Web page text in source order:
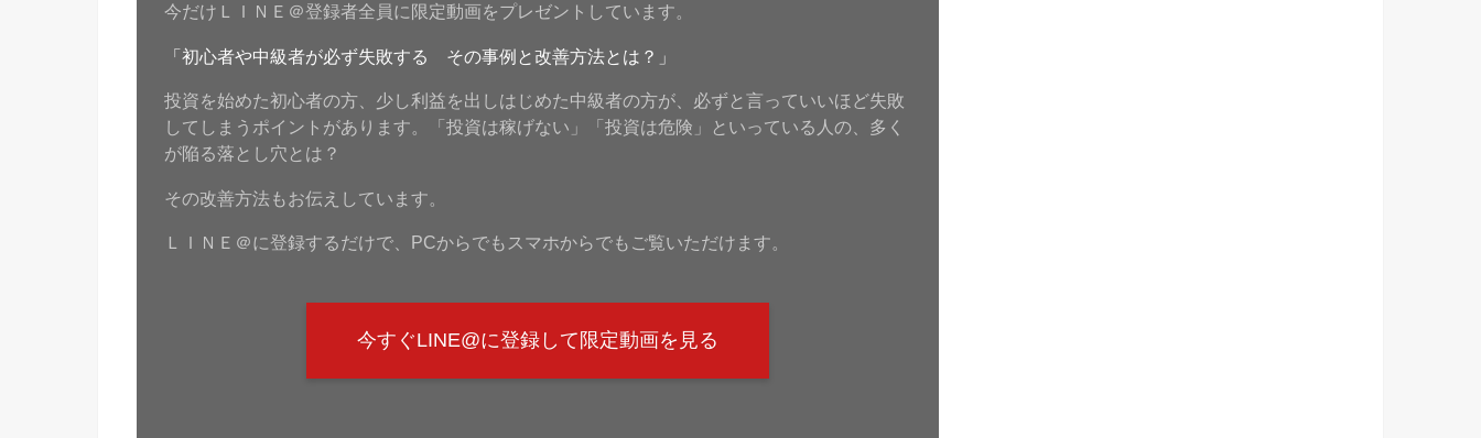
今だけＬＩＮＥ＠登録者全員に限定動画をプレゼントしています。
「初心者や中級者が必ず失敗する その事例と改善方法とは？」
投資を始めた初心者の方、少し利益を出しはじめた中級者の方が、必ずと言っていいほど失敗
してしまうポイントがあります。「投資は稼げない」「投資は危険」といっている人の、多く
が陥る落とし穴とは？
その改善方法もお伝えしています。
ＬＩＮＥ＠に登録するだけで、PCからでもスマホからでもご覧いただけます。
今すぐLINE@に登録して限定動画を見る